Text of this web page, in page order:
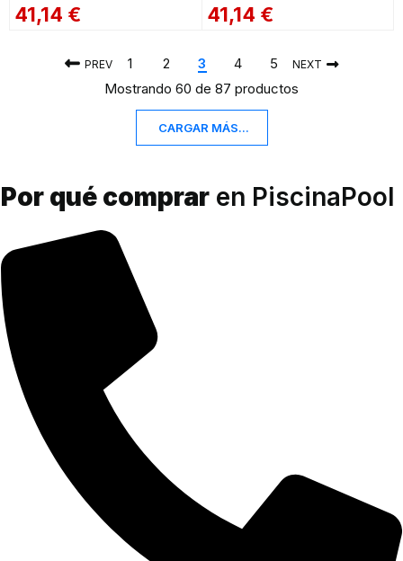
41,14 € 41,14 €
PREV 1 2 3 4 5 NEXT
Mostrando 60 de 87 productos
CARGAR MÁS...
Por qué comprar en PiscinaPool